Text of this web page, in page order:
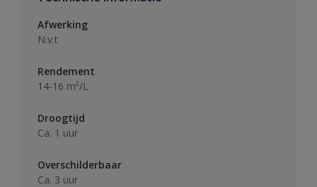
Afwerking
N.v.t
Rendement
14-16 m²/L
Droogtijd
Ca. 1 uur
Overschilderbaar
Ca. 3 uur